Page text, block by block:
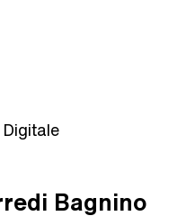
Bagnino